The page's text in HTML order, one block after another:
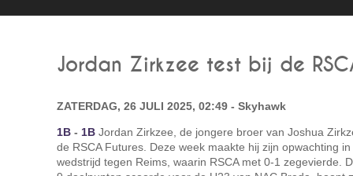
Jordan Zirkzee test bij de
ZATERDAG, 26 JULI 2025, 02:49 - Skyhawk
1B - 1B Jordan Zirkzee, de jongere broer van Joshua
de RSCA Futures. Deze week maakte hij zijn opwachting
wedstrijd tegen Reims, waarin RSCA met 0-1 zegevierde.